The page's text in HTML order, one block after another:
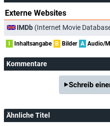
Externe Websites
IMDb (Internet Movie
I Inhaltsangabe B Bilder A Audio/
Kommentare
Schreib
Ähnliche Titel